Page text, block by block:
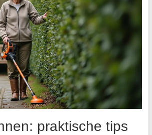
praktische tips